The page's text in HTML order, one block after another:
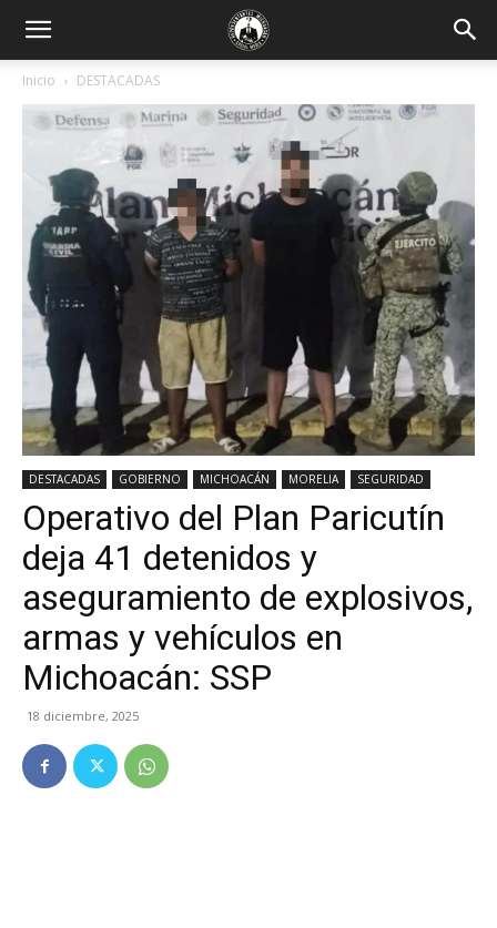
Inicio DESTACADAS
DESTACADAS GOBIERNO MICHOACÁN MORELIA SEGURIDAD
Operativo del Plan Paricutín
deja 41 detenidos y
aseguramiento de explosivos,
armas y vehículos en
Michoacán: SSP
18 diciembre, 2025